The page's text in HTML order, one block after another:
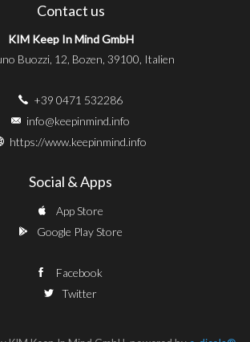
Contact us
KIM Keep In Mind GmbH
Buozzi, 12, Bozen, 39100, Italien
+39 0471 532286
info@keepinmind.info
https://www.keepinmind.info
Social & Apps
App Store
Google Play Store
Facebook
Twitter